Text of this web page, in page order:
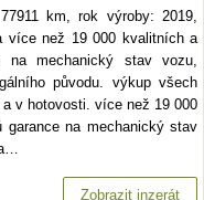
km, rok výroby: 2019,
více než 19 000 kvalitních a
na mechanický stav vozu,
původu. výkup všech
v hotovosti. více než 19 000
na mechanický stav
Zobrazit inzerát